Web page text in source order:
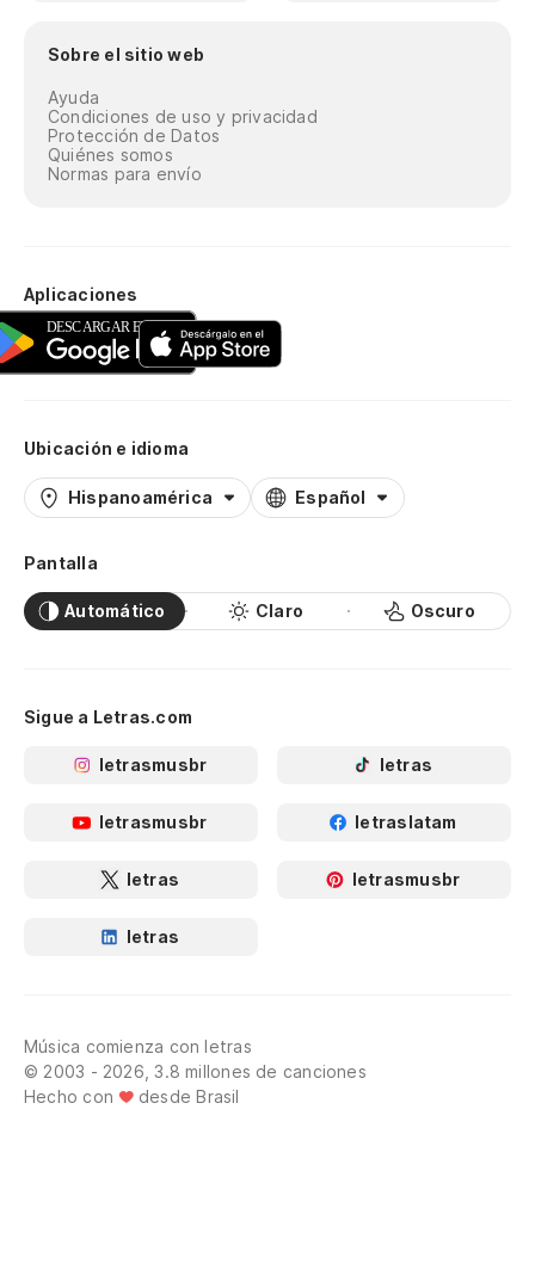
Sobre el sitio web
Ayuda
Condiciones de uso y privacidad
Protección de Datos
Quiénes somos
Normas para envío
Aplicaciones
Ubicación e idioma
Hispanoamérica Español
Pantalla
Automático Claro Oscuro
Sigue a Letras.com
letrasmusbr letras
letrasmusbr letraslatam
letras letrasmusbr
letras
Música comienza con letras
© 2003 - 2026, 3.8 millones de canciones
Hecho con
desde Brasil